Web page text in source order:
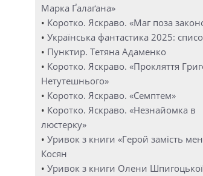
Марка Ґалаґана»
• Коротко. Яскраво. «Маг поза
• Українська фантастика 2025:
• Пунктир. Тетяна Адаменко
• Коротко. Яскраво. «Прокляття
Нетутешнього»
• Коротко. Яскраво. «Семптем»
• Коротко. Яскраво. «Незнайомка в
люстерку»
• Уривок з книги «Герой замість
Косян
• Уривок з книги Олени Шпигоцької